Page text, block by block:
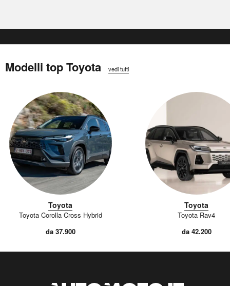
Modelli top Toyota vedi tutti
Toyota
Toyota Corolla Cross Hybrid
da 37.900
Toyota
Toyota Rav4
da 42.200